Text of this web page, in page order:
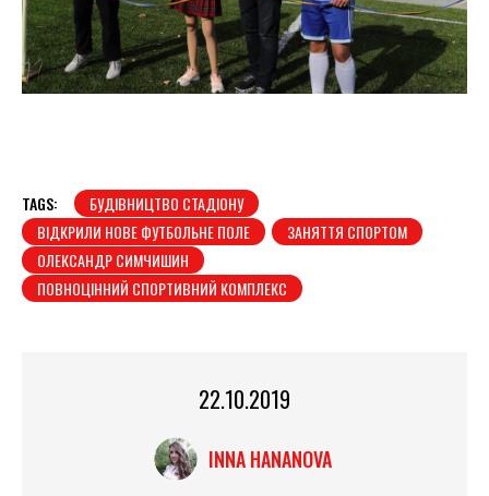
TAGS:
БУДІВНИЦТВО СТАДІОНУ
ВІДКРИЛИ НОВЕ ФУТБОЛЬНЕ ПОЛЕ
ЗАНЯТТЯ СПОРТОМ
ОЛЕКСАНДР СИМЧИШИН
ПОВНОЦІННИЙ СПОРТИВНИЙ КОМПЛЕКС
22.10.2019
INNA HANANOVA